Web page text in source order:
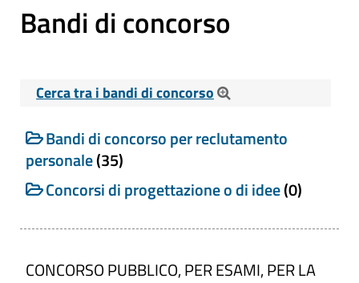
Bandi di concorso
Cerca tra i bandi di concorso
Cerca tra i Bandi di concorso
Bandi di concorso per reclutamento
personale(35)
Concorsi di progettazione o di idee(0)
CONCORSO PUBBLICO, PER ESAMI, PER LA